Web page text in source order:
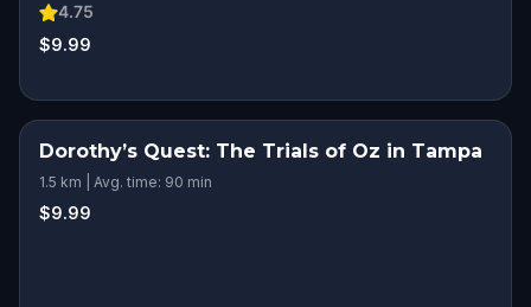
4.75
$9.99
Dorothy’s Quest: The Trials of Oz in Tampa
1.5 km | Avg. time: 90 min
$9.99